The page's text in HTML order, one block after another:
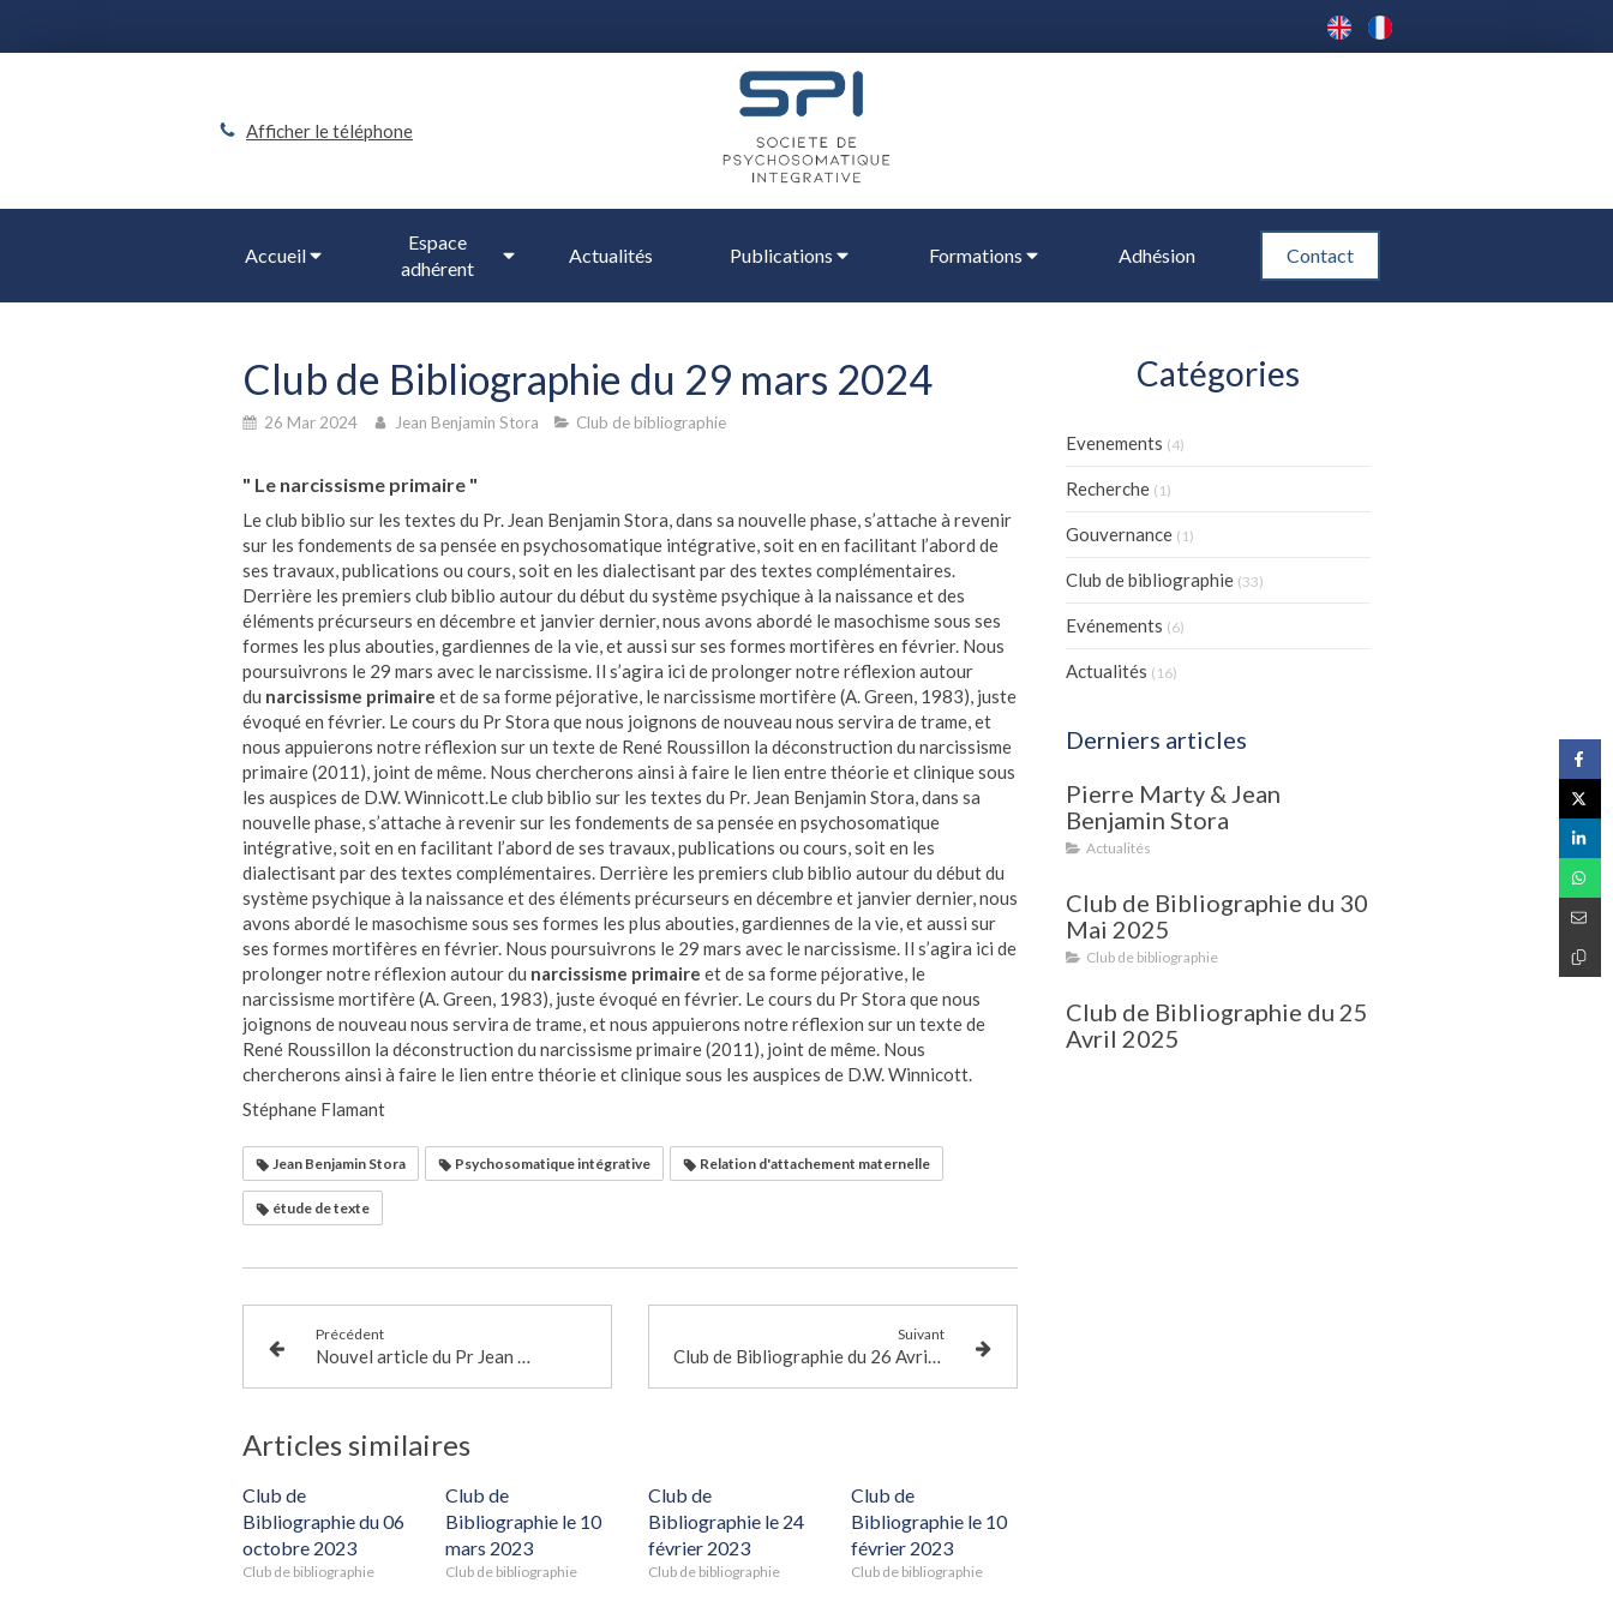
Afficher le téléphone
Accueil
Espace
adhérent
Actualités Publications Formations Adhésion Contact
Club de Bibliographie du 29 mars 2024
26 Mar 2024 Jean Benjamin Stora Club de bibliographie
" Le narcissisme primaire "
Le club biblio sur les textes du Pr. Jean Benjamin Stora, dans sa nouvelle phase, s’attache à revenir
sur les fondements de sa pensée en psychosomatique intégrative, soit en en facilitant l’abord de
ses travaux, publications ou cours, soit en les dialectisant par des textes complémentaires.
Derrière les premiers club biblio autour du début du système psychique à la naissance et des
éléments précurseurs en décembre et janvier dernier, nous avons abordé le masochisme sous ses
formes les plus abouties, gardiennes de la vie, et aussi sur ses formes mortifères en février. Nous
poursuivrons le 29 mars avec le narcissisme. Il s’agira ici de prolonger notre réflexion autour
du narcissisme primaire et de sa forme péjorative, le narcissisme mortifère (A. Green, 1983), juste
évoqué en février. Le cours du Pr Stora que nous joignons de nouveau nous servira de trame, et
nous appuierons notre réflexion sur un texte de René Roussillon la déconstruction du narcissisme
primaire (2011), joint de même. Nous chercherons ainsi à faire le lien entre théorie et clinique sous
les auspices de D.W. Winnicott.Le club biblio sur les textes du Pr. Jean Benjamin Stora, dans sa
nouvelle phase, s’attache à revenir sur les fondements de sa pensée en psychosomatique
intégrative, soit en en facilitant l’abord de ses travaux, publications ou cours, soit en les
dialectisant par des textes complémentaires. Derrière les premiers club biblio autour du début du
système psychique à la naissance et des éléments précurseurs en décembre et janvier dernier, nous
avons abordé le masochisme sous ses formes les plus abouties, gardiennes de la vie, et aussi sur
ses formes mortifères en février. Nous poursuivrons le 29 mars avec le narcissisme. Il s’agira ici de
prolonger notre réflexion autour du narcissisme primaire et de sa forme péjorative, le
narcissisme mortifère (A. Green, 1983), juste évoqué en février. Le cours du Pr Stora que nous
joignons de nouveau nous servira de trame, et nous appuierons notre réflexion sur un texte de
René Roussillon la déconstruction du narcissisme primaire (2011), joint de même. Nous
chercherons ainsi à faire le lien entre théorie et clinique sous les auspices de D.W. Winnicott.
Stéphane Flamant
Jean Benjamin Stora Psychosomatique intégrative Relation d'attachement maternelle
étude de texte
Précédent
Nouvel article du Pr Jean Benjamin Stora
Suivant
Club de Bibliographie du 26 Avril 2024
Articles similaires
Club de
Bibliographie du 06
octobre 2023
Club de bibliographie
Club de
Bibliographie le 10
mars 2023
Club de bibliographie
Club de
Bibliographie le 24
février 2023
Club de bibliographie
Club de
Bibliographie le 10
février 2023
Club de bibliographie
Catégories
Evenements (4)
Recherche (1)
Gouvernance (1)
Club de bibliographie (33)
Evénements (6)
Actualités (16)
Derniers articles
Pierre Marty & Jean
Benjamin Stora
Actualités
Club de Bibliographie du 30
Mai 2025
Club de bibliographie
Club de Bibliographie du 25
Avril 2025